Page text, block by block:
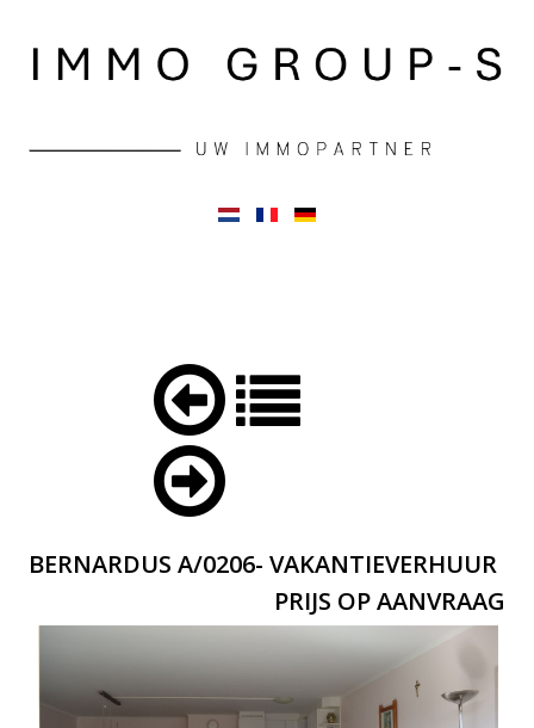
BERNARDUS A/0206- VAKANTIEVERHUUR
PRIJS OP AANVRAAG